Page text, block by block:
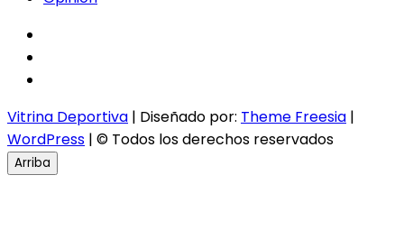
Vitrina Deportiva | Diseñado por: Theme Freesia |
WordPress | © Todos los derechos reservados
Arriba